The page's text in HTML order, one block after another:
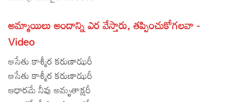
Hinduism
Lyrics in Hindi – Devotional Songs
Lyrics in Hindi – Movie Songs
Lyrics in Tamil – Devotional Songs
Lyrics in Tamil – Movie Songs
Kannada
Lyrics in Kannada – Movie Songs
అమ్మాయిలు అందాన్ని ఎర వేస్తారు, తప్పించుకోగలవా -
Video
ఆసేతు కాశ్మీర కరుణాఝరీ
ఆసేతు కాశ్మీర కరుణాఝరీ
ఆధారమే నీవు అమృతాక్షరీ